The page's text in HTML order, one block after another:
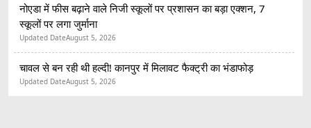
नोएडा में फीस बढ़ाने वाले निजी स्कूलों पर प्रशासन का बड़ा एक्शन, 7
स्कूलों पर लगा जुर्माना
Updated DateAugust 5, 2026
चावल से बन रही थी हल्दी! कानपुर में मिलावट फैक्ट्री का भंडाफोड़
Updated DateAugust 5, 2026